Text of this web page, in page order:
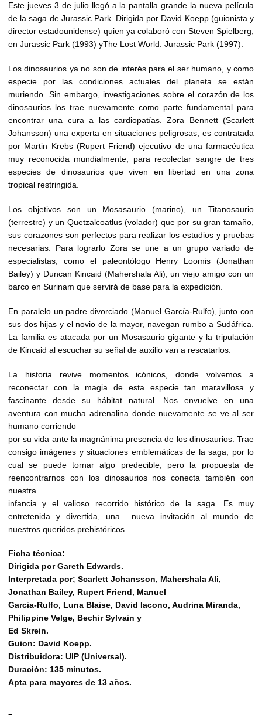
Este jueves 3 de julio llegó a la pantalla grande la nueva película
de la saga de Jurassic Park. Dirigida por David Koepp (guionista y
director estadounidense) quien ya colaboró con Steven Spielberg,
en Jurassic Park (1993) yThe Lost World: Jurassic Park (1997).
Los dinosaurios ya no son de interés para el ser humano, y como
especie por las condiciones actuales del planeta se están
muriendo. Sin embargo, investigaciones sobre el corazón de los
dinosaurios los trae nuevamente como parte fundamental para
encontrar una cura a las cardiopatías. Zora Bennett (Scarlett
Johansson) una experta en situaciones peligrosas, es contratada
por Martin Krebs (Rupert Friend) ejecutivo de una farmacéutica
muy reconocida mundialmente, para recolectar sangre de tres
especies de dinosaurios que viven en libertad en una zona
tropical restringida.
Los objetivos son un Mosasaurio (marino), un Titanosaurio
(terrestre) y un Quetzalcoatlus (volador) que por su gran tamaño,
sus corazones son perfectos para realizar los estudios y pruebas
necesarias. Para lograrlo Zora se une a un grupo variado de
especialistas, como el paleontólogo Henry Loomis (Jonathan
Bailey) y Duncan Kincaid (Mahershala Ali), un viejo amigo con un
barco en Surinam que servirá de base para la expedición.
En paralelo un padre divorciado (Manuel García-Rulfo), junto con
sus dos hijas y el novio de la mayor, navegan rumbo a Sudáfrica.
La familia es atacada por un Mosasaurio gigante y la tripulación
de Kincaid al escuchar su señal de auxilio van a rescatarlos.
La historia revive momentos icónicos, donde volvemos a
reconectar con la magia de esta especie tan maravillosa y
fascinante desde su hábitat natural. Nos envuelve en una
aventura con mucha adrenalina donde nuevamente se ve al ser
humano corriendo
por su vida ante la magnánima presencia de los dinosaurios. Trae
consigo imágenes y situaciones emblemáticas de la saga, por lo
cual se puede tornar algo predecible, pero la propuesta de
reencontrarnos con los dinosaurios nos conecta también con
nuestra
infancia y el valioso recorrido histórico de la saga. Es muy
entretenida y divertida, una nueva invitación al mundo de
nuestros queridos prehistóricos.
Ficha técnica:
Dirigida por Gareth Edwards.
Interpretada por; Scarlett Johansson, Mahershala Ali,
Jonathan Bailey, Rupert Friend, Manuel
Garcia-Rulfo, Luna Blaise, David Iacono, Audrina Miranda,
Philippine Velge, Bechir Sylvain y
Ed Skrein.
Guion: David Koepp.
Distribuidora: UIP (Universal).
Duración: 135 minutos.
Apta para mayores de 13 años.